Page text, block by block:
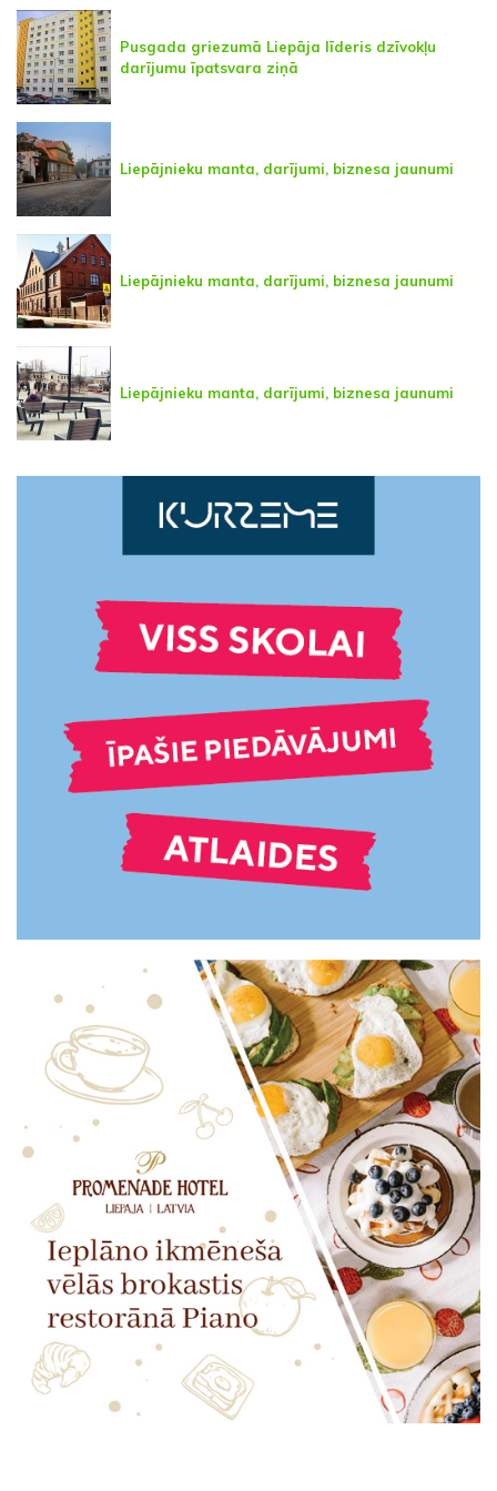
Pusgada griezumā Liepāja līderis dzīvokļu
darījumu īpatsvara ziņā
Liepājnieku manta, darījumi, biznesa jaunumi
Liepājnieku manta, darījumi, biznesa jaunumi
Liepājnieku manta, darījumi, biznesa jaunumi